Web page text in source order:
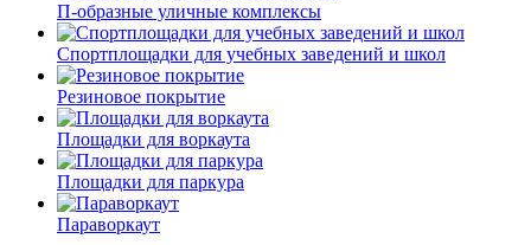
П-образные уличные комплексы
Спортплощадки для учебных заведений и школ
Резиновое покрытие
Площадки для воркаута
Площадки для паркура
Параворкаут